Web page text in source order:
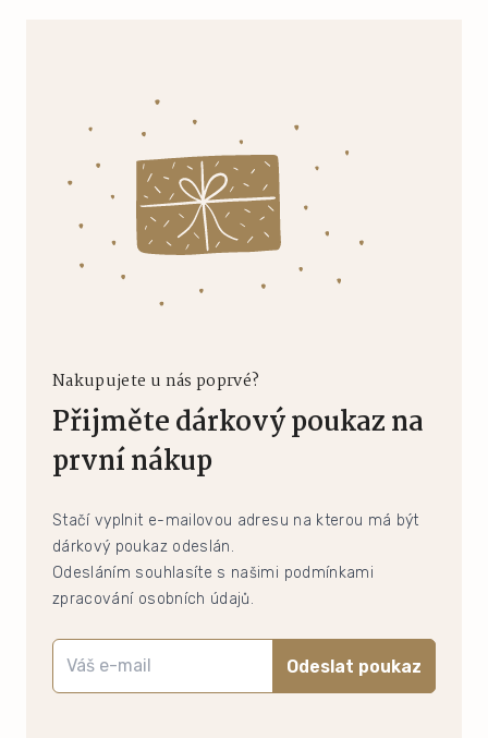
Nakupujete u nás poprvé?
Přijměte dárkový poukaz na
první nákup
Stačí vyplnit e-mailovou adresu na kterou má být
dárkový poukaz odeslán.
Odesláním souhlasíte s našimi podmínkami
zpracování osobních údajů.
Odeslat poukaz